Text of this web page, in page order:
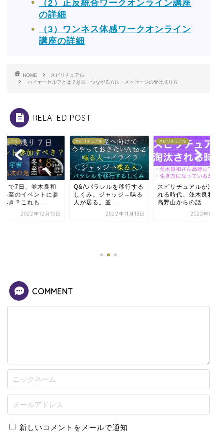
（2）正反統合ワークオンライン講座
の詳細
（3）ワンネス体感ワークオンライン
講座の詳細
HOME
スピリチュアル
ハイヤーセルフとは？意味・つながる方法・メッセージの受け取り方
RELATED POST
チュアル
まで7日、並木良和
冬至のイベントに参
べき？これも...
2022年12月15日
スピリチュアル
Q&Aパラレルを移行する
しくみ。ジャッジ→喋る
人が居る。並...
2022年11月13日
スピリチュアル
スピリチュアルが淘
れる時代、並木良和
高野山からの話
2022年8
COMMENT
新しいコメントをメールで通知